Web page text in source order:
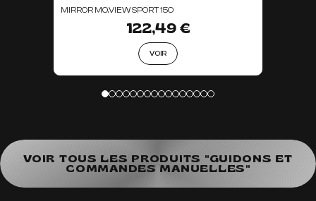
MIRROR MO.VIEW SPORT 150
122,49 €
VOIR
VOIR TOUS LES PRODUITS "GUIDONS ET
COMMANDES MANUELLES"